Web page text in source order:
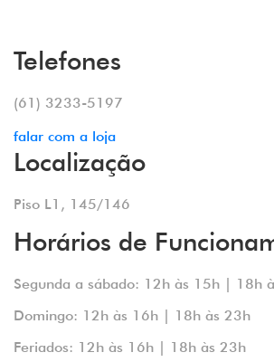
Telefones
(61) 3233-5197
falar com a loja
Localização
Piso L1, 145/146
Horários de
Segunda a sábado: 12h às 15h | 18h
Domingo: 12h às 16h | 18h às 23h
Feriados: 12h às 16h | 18h às 23h